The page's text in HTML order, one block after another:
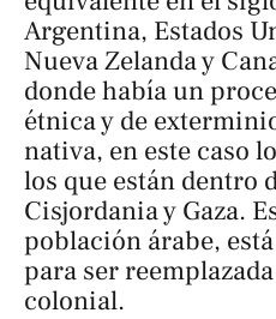
Argentina, Estados
Nueva Zelanda y
donde había un
étnica y de
nativa, en este caso
los que están dentro
Cisjordania y Gaza.
población árabe,
para ser
colonial.